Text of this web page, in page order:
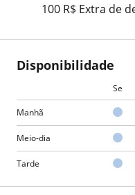
100 R$ Extra de
Disponibilidade
Se
Manhã
Meio-dia
Tarde